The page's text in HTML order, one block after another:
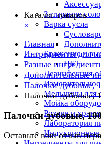
Затирание
Варка сусла
Брожение и
ЦКТ
Дезинфекция
Мельницы для
Мойка
Розлив и
Лаборатория
Индукционные
Каталог товаров
×
Главная
Ингредиенты для
Разные
Дополнительные
Палочки дубовые,
Палочки дубовые,
Палочки дубовые,
Оставьте ваш отзыв